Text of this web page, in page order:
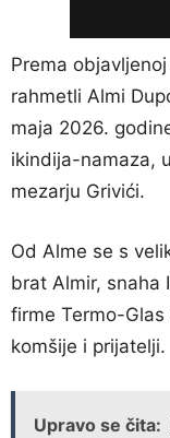
Prema
rahmetli Almi
maja 2026.
ikindija-namaza,
mezarju Grivići.
Od Alme se s
brat Almir, snaha
firme Termo-
komšije i prijatelji.
Upravo se čita: